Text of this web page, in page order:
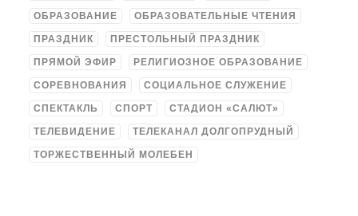
ОБРАЗОВАНИЕ ОБРАЗОВАТЕЛЬНЫЕ ЧТЕНИЯ
ПРАЗДНИК ПРЕСТОЛЬНЫЙ ПРАЗДНИК
ПРЯМОЙ ЭФИР РЕЛИГИОЗНОЕ ОБРАЗОВАНИЕ
СОРЕВНОВАНИЯ СОЦИАЛЬНОЕ СЛУЖЕНИЕ
СПЕКТАКЛЬ СПОРТ СТАДИОН «САЛЮТ»
ТЕЛЕВИДЕНИЕ ТЕЛЕКАНАЛ ДОЛГОПРУДНЫЙ
ТОРЖЕСТВЕННЫЙ МОЛЕБЕН